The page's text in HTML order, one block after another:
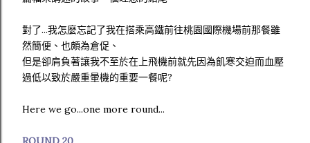
對了...我怎麼忘記了我在搭乘高鐵前往桃園國際機場前那餐雖
然簡便、也頗為倉促、
但是卻肩負著讓我不至於在上飛機前就先因為飢寒交迫而血壓
過低以致於嚴重暈機的重要一餐呢?
Here we go...one more round...